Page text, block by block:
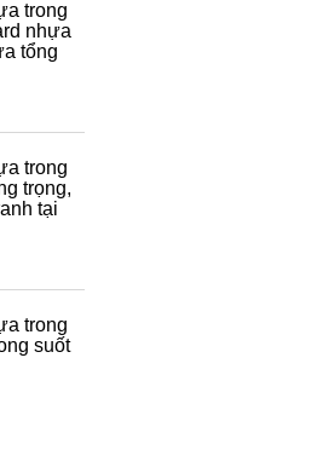
trong
nhựa
tổng
trong
trọng,
tại
trong
suốt